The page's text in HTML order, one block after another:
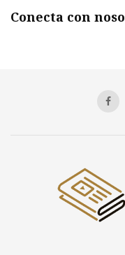
Conecta con